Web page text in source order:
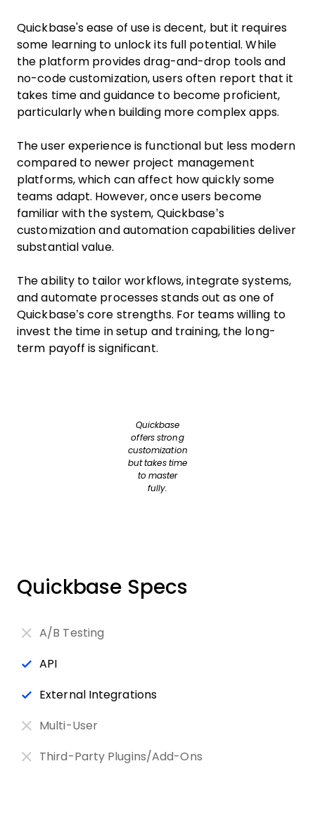
Quickbase's ease of use is decent, but it requires
some learning to unlock its full potential. While
the platform provides drag-and-drop tools and
no-code customization, users often report that it
takes time and guidance to become proficient,
particularly when building more complex apps.
The user experience is functional but less modern
compared to newer project management
platforms, which can affect how quickly some
teams adapt. However, once users become
familiar with the system, Quickbase’s
customization and automation capabilities deliver
substantial value.
The ability to tailor workflows, integrate systems,
and automate processes stands out as one of
Quickbase’s core strengths. For teams willing to
invest the time in setup and training, the long-
term payoff is significant.
Quickbase
offers strong
customization
but takes time
to master
fully.
Quickbase Specs
A/B Testing
API
External Integrations
Multi-User
Third-Party Plugins/Add-Ons